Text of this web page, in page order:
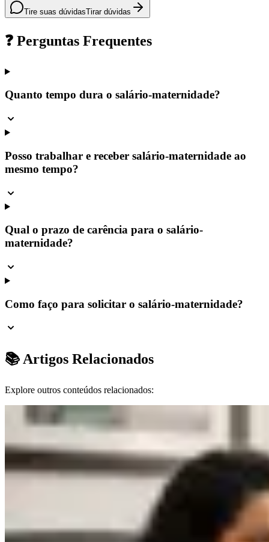
Tire suas dúvidasTirar dúvidas
❓ Perguntas Frequentes
Quanto tempo dura o salário-maternidade?
Posso trabalhar e receber salário-maternidade ao
mesmo tempo?
Qual o prazo de carência para o salário-
maternidade?
Como faço para solicitar o salário-maternidade?
📚 Artigos Relacionados
Explore outros conteúdos relacionados: